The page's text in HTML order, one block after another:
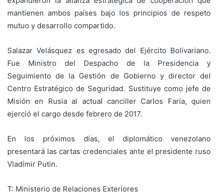
mantienen ambos países bajo los principios de respeto
mutuo y desarrollo compartido.
Salazar Velásquez es egresado del Ejército Bolivariano.
Fue Ministro del Despacho de la Presidencia y
Seguimiento de la Gestión de Gobierno y director del
Centro Estratégico de Seguridad. Sustituye como jefe de
Misión en Rusia al actual canciller Carlos Faría, quien
ejerció el cargo desde febrero de 2017.
En los próximos días, el diplomático venezolano
presentará las cartas credenciales ante el presidente ruso
Vladímir Putin.
T: Ministerio de Relaciones Exteriores